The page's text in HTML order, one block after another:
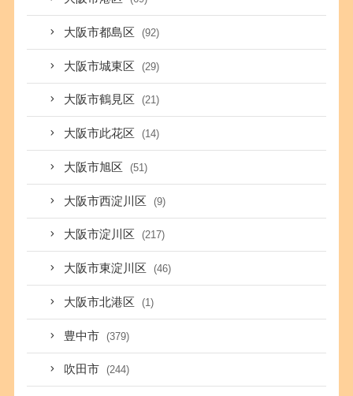
大阪市都島区 (92)
大阪市城東区 (29)
大阪市鶴見区 (21)
大阪市此花区 (14)
大阪市旭区 (51)
大阪市西淀川区 (9)
大阪市淀川区 (217)
大阪市東淀川区 (46)
大阪市北港区 (1)
豊中市 (379)
吹田市 (244)